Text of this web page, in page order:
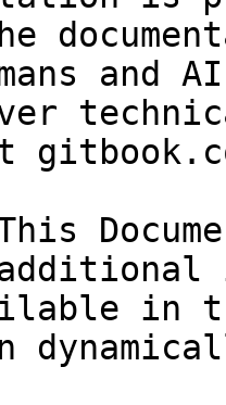
and
in